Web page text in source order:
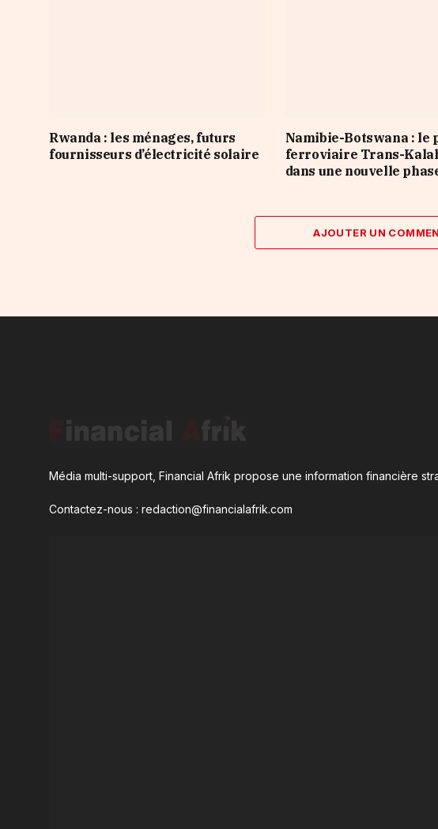
Rwanda : les ménages, futurs
fournisseurs d’électricité solaire
Namibie-Botswana : le
ferroviaire Trans-
dans une nouvelle
AJOUTER UN
Média multi-support, Financial Afrik propose une information financière
Contactez-nous : redaction@financialafrik.com